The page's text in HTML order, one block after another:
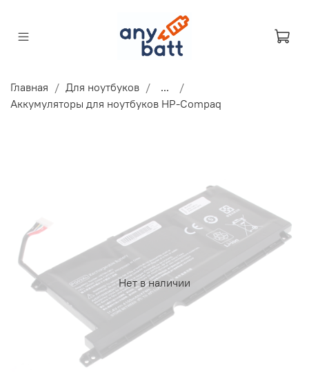
Главная Для ноутбуков
...
Аккумуляторы для ноутбуков HP-Compaq
Нет в наличии